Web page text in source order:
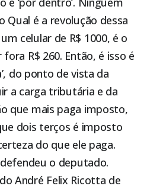
Qual é a revolução dessa
celular de R$ 1000, é o
R$ 260. Então, é isso é
do ponto de vista da
a carga tributária e da
que mais paga imposto,
dois terços é imposto
do que ele paga.
o deputado.
André Felix Ricotta de